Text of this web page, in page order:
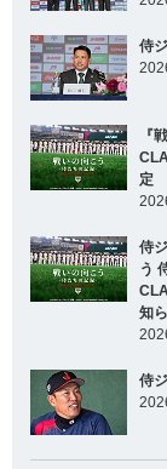
侍
『
定
侍
う
知
侍